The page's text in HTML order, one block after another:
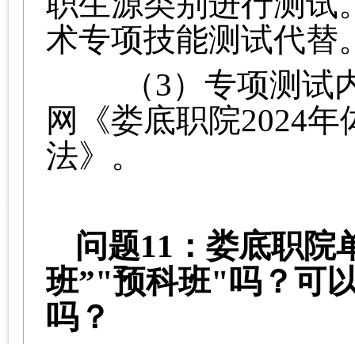
术专项技能测试代替
（3）专项测试
网《娄底职院2024年
法》。
问题11：娄底职院
班”"预科班"吗？可
吗？